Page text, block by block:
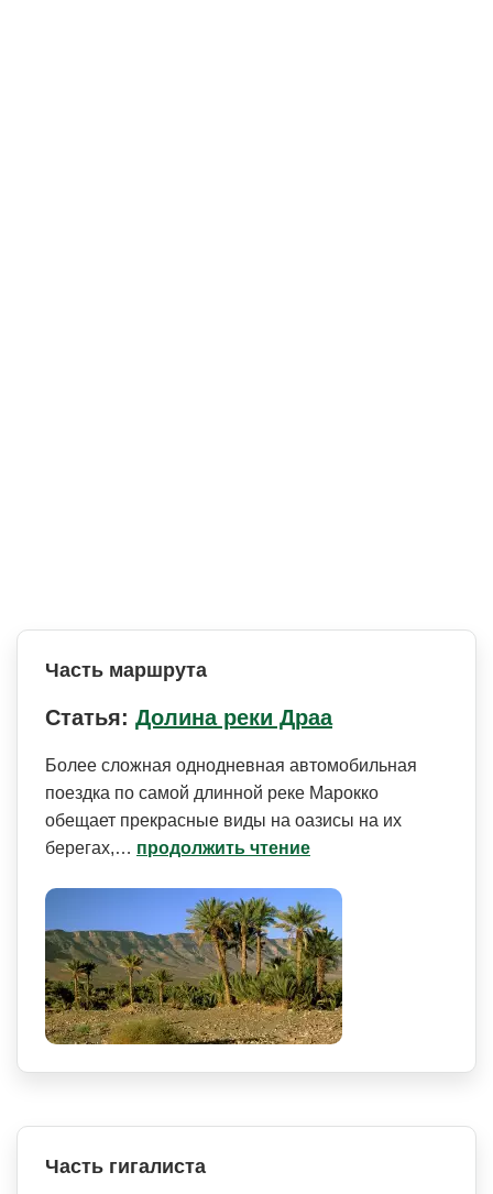
Часть маршрута
Статья: Долина реки Драа
Более сложная однодневная автомобильная
поездка по самой длинной реке Марокко
обещает прекрасные виды на оазисы на их
берегах,… продолжить чтение
Часть гигалиста